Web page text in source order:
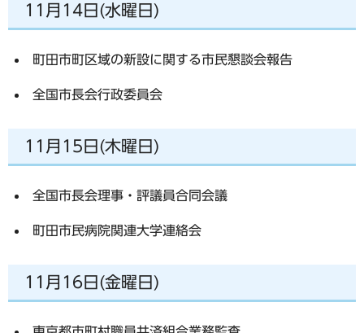
11月14日(水曜日)
町田市町区域の新設に関する市民懇談会報告
全国市長会行政委員会
11月15日(木曜日)
全国市長会理事・評議員合同会議
町田市民病院関連大学連絡会
11月16日(金曜日)